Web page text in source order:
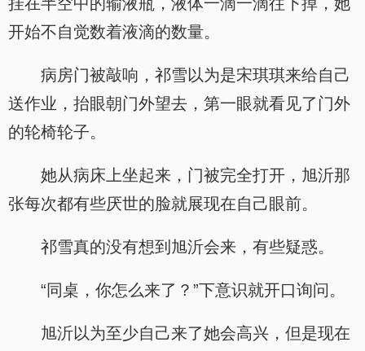
开始不自觉数着液滴的数量。
病房门被敲响，祁雪以为是宋琪琪来给自己
送作业，抬眼朝门外望去，第一眼就看见了门外
的轮椅轮子。
她从病床上坐起来，门被完全打开，旭沂那
张每次都有些厌世的脸就展现在自己眼前。
祁雪真的没有想到旭沂会来，有些疑惑。
“同桌，你怎么来了？”下意识就开口询问。
旭沂以为至少自己来了她会高兴，但是现在